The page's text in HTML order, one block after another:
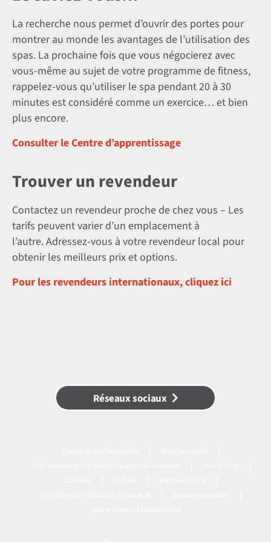
La recherche nous permet d’ouvrir des portes pour
montrer au monde les avantages de l’utilisation des
spas. La prochaine fois que vous négocierez avec
vous-même au sujet de votre programme de fitness,
rappelez-vous qu’utiliser le spa pendant 20 à 30
minutes est considéré comme un exercice… et bien
plus encore.
Consulter le Centre d’apprentissage
Trouver un revendeur
Contactez un revendeur proche de chez vous – Les
tarifs peuvent varier d’un emplacement à
l’autre. Adressez-vous à votre revendeur local pour
obtenir les meilleurs prix et options.
Pour les revendeurs internationaux, cliquez ici
Réseaux sociaux